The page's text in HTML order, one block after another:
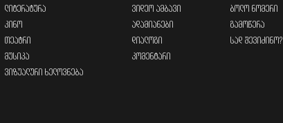
ᲚᲘᲢᲔᲠᲐᲢᲣᲠᲐ
ᲙᲘᲜᲝ
ᲗᲔᲐᲢᲠᲘ
ᲛᲣᲡᲘᲙᲐ
ᲕᲘᲖᲣᲐᲚᲣᲠᲘ ᲮᲔᲚᲝᲕᲜᲔᲑᲐ
ᲕᲘᲓᲔᲝ ᲐᲛᲑᲐᲕᲘ
ᲐᲓᲐᲛᲘᲐᲜᲔᲑᲘ
ᲓᲘᲐᲚᲝᲒᲘ
ᲙᲝᲛᲔᲜᲢᲐᲠᲘ
ᲑᲝᲚᲝ ᲜᲝᲛᲔᲠᲘ
ᲒᲐᲛᲝᲬᲔᲠᲐ
ᲡᲐᲓ ᲨᲔᲕᲘᲫᲘᲜᲝ?